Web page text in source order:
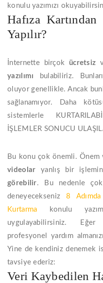
konulu yazımızı
Hafıza
Yapılır?
İnternette birçok ücretsiz
yazılımı bulabiliriz.
oluyor genellikle. Ancak
sağlanamıyor. Daha
sistemlerle
İŞLEMLER SONUCU
Bu konu çok önemli. Önem
videolar yanlış bir
görebilir. Bu nedenle çok
deneyecekseniz8
Kurtarma konulu
uygulayabilirsiniz. Eğer
profesyonel yardım
Yine de kendiniz denemek
tavsiye ederiz:
Veri Kaybedilen